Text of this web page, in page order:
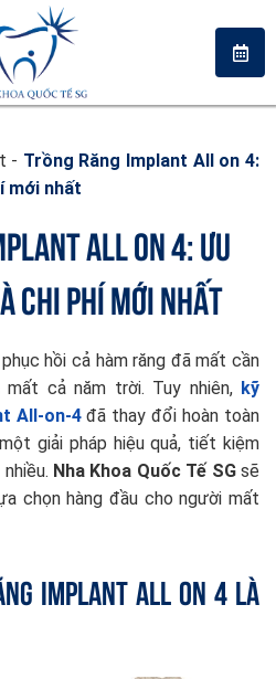
- Trồng Răng Implant All on 4:
mới nhất
ALL ON 4: ƯU
CHI PHÍ MỚI NHẤT
hồi cả hàm răng đã mất cần
cả năm trời. Tuy nhiên, kỹ
All-on-4đã thay đổi hoàn toàn
giải pháp hiệu quả, tiết kiệm
Nha Khoa Quốc Tế SGsẽ
chọn hàng đầu cho người mất
Implant All on 4 là